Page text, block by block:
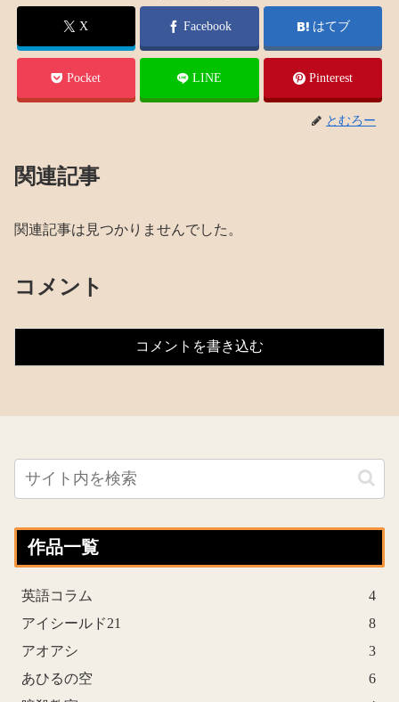
X Facebook はてブ
Pocket LINE Pinterest
とむろー
関連記事
関連記事は見つかりませんでした。
コメント
コメントを書き込む
作品一覧
英語コラム
4
アイシールド21
8
アオアシ
3
あひるの空
6